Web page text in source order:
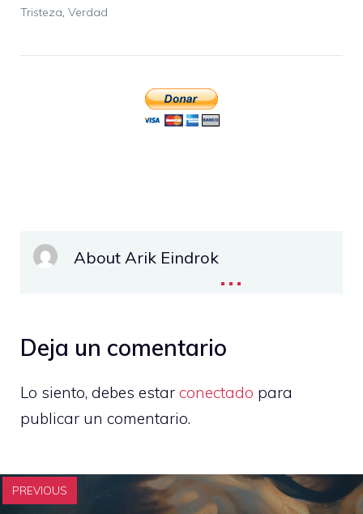
Tristeza, Verdad
About Arik Eindrok...
Deja un comentario
Lo siento, debes estar conectado para
publicar un comentario.
PREVIOUS